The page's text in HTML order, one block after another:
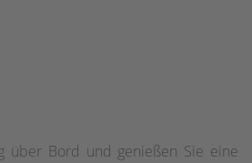
über Bord und genießen Sie eine